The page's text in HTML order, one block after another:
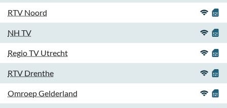
RTV Noord
NH TV
Regio TV Utrecht
RTV Drenthe
Omroep Gelderland